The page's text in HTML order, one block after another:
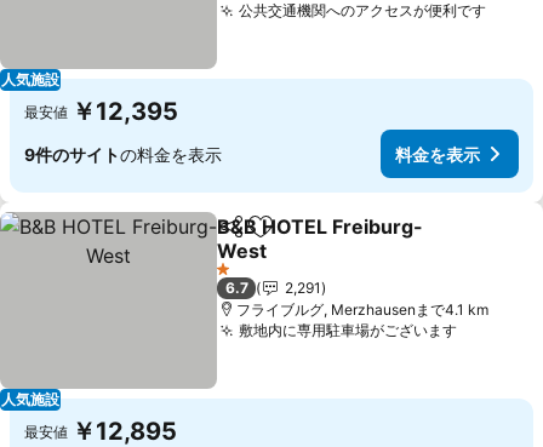
人気施設
公共交通機関へのアクセスが便利です料金
最安値 ￥12,395
9件のサイトの料金を表示 料金を表示
人気施設
シェアお気に入りに追加
B&B HOTEL Freiburg-
West
料金を表示
1 ホテルのランク
6.7
2,291
フライブルグ, Merzhausenまで4.1 km
敷地内に専用駐車場がございます料金を表
最安値 ￥12,895